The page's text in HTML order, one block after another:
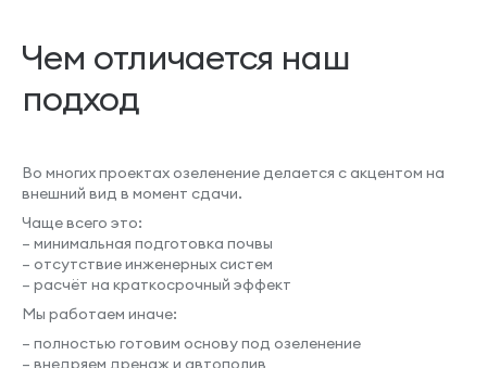
Чем отличается наш
подход
Во многих проектах озеленение делается с акцентом на
внешний вид в момент сдачи.
Чаще всего это:
– минимальная подготовка почвы
– отсутствие инженерных систем
– расчёт на краткосрочный эффект
Мы работаем иначе:
– полностью готовим основу под озеленение
– внедряем дренаж и автополив